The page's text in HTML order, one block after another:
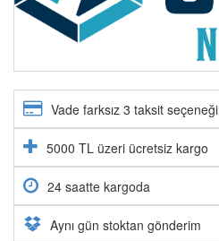
Vade farksız 3 taksit seçeneği
5000 TL üzeri ücretsiz kargo
24 saatte kargoda
Aynı gün stoktan gönderim